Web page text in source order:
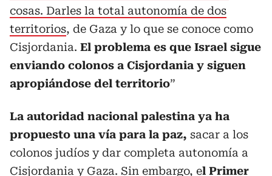
cosas. Darles la total autonomía de dos
territorios, de Gaza y lo que se conoce como
Cisjordania. El problema es que Israel sigue
enviando colonos a Cisjordania y siguen
apropiándose del territorio”
La autoridad nacional palestina ya ha
propuesto una vía para la paz, sacar a los
colonos judíos y dar completa autonomía a
Cisjordania y Gaza. Sin embargo, el Primer